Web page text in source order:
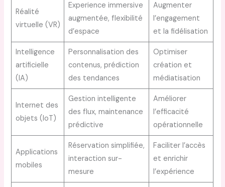
Réalité
virtuelle (VR)
Experience immersive
augmentée, flexibilité
d’espace
Augmenter
l’engagement
et la fidélisation
Intelligence
artificielle
(IA)
Personnalisation des
contenus, prédiction
des tendances
Optimiser
création et
médiatisation
Internet des
objets (IoT)
Gestion intelligente
des flux, maintenance
prédictive
Améliorer
l’efficacité
opérationnelle
Applications
mobiles
Réservation simplifiée,
interaction sur-
mesure
Faciliter l’accès
et enrichir
l’expérience